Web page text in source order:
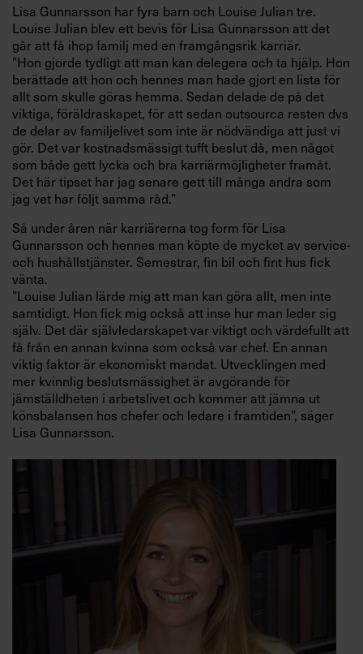
Lisa Gunnarsson har fyra barn och Louise Julian tre.
Louise Julian blev ett bevis för Lisa Gunnarsson att det
går att få ihop familj med en framgångsrik karriär.
”Hon gjorde tydligt att man kan delegera och ta hjälp. Hon
berättade att hon och hennes man hade gjort en lista för
allt som skulle göras hemma. Sedan delade de på det
viktiga, föräldraskapet, för att sedan outsourca resten dvs
de delar av familjelivet som inte är nödvändiga att just vi
gör. Det var kostnadsmässigt tufft beslut då, men något
som både gett lycka och bra karriärmöjligheter framåt.
Det här tipset har jag senare gett till många andra som
jag vet har följt samma råd.”
Så under åren när karriärerna tog form för Lisa
Gunnarsson och hennes man köpte de mycket av service-
och hushållstjänster. Semestrar, fin bil och fint hus fick
vänta.
”Louise Julian lärde mig att man kan göra allt, men inte
samtidigt. Hon fick mig också att inse hur man leder sig
själv. Det där självledarskapet var viktigt och värdefullt att
få från en annan kvinna som också var chef. En annan
viktig faktor är ekonomiskt mandat. Utvecklingen med
mer kvinnlig beslutsmässighet är avgörande för
jämställdheten i arbetslivet och kommer att jämna ut
könsbalansen hos chefer och ledare i framtiden”, säger
Lisa Gunnarsson.